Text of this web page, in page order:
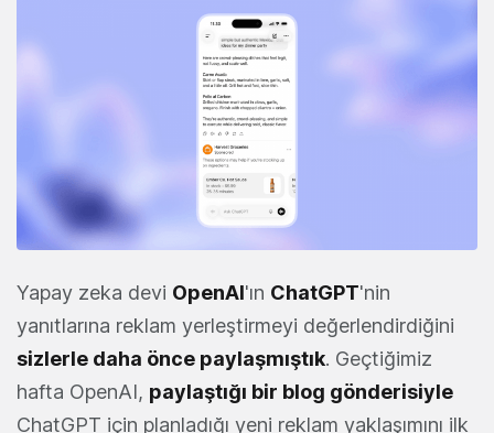
Yapay zeka devi OpenAI'ın ChatGPT'nin
yanıtlarına reklam yerleştirmeyi değerlendirdiğini
sizlerle daha önce paylaşmıştık. Geçtiğimiz
hafta OpenAI, paylaştığı bir blog gönderisiyle
ChatGPT için planladığı yeni reklam yaklaşımını ilk